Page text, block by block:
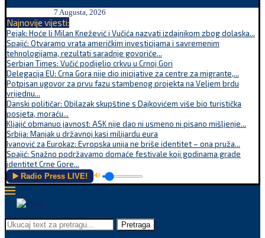
7 Augusta, 2026
Najnovije vijesti:
Pejak: Hoće li Milan Knežević i Vučića nazvati izdajnikom zbog dolaska...
Spajić: Otvaramo vrata američkim investicijama i savremenim
tehnologijama, rezultati saradnje govoriće...
Serbian Times: Vučić podijelio crkvu u Crnoj Gori
Delegacija EU: Crna Gora nije dio inicijative za centre za migrante,...
Potpisan ugovor za prvu fazu stambenog projekta na Veljem brdu
vrijednu...
Danski političar: Obilazak skupštine s Dajkovićem više bio turistička
posjeta, moraću...
Kljajić obmanuo javnost: ASK nije dao ni usmeno ni pisano mišljenje...
Srbija: Manjak u državnoj kasi milijardu eura
Ivanović za Eurokaz: Evropska unija ne briše identitet – ona pruža...
Spajić: Snažno podržavamo domaće festivale koji godinama grade
identitet Crne Gore...
▶️ Radio Press LIVE! 🔊
Pretraga